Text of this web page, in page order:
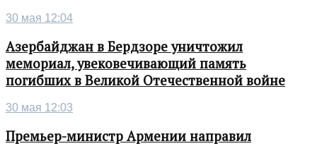
30 мая 12:04
Азербайджан в Бердзоре уничтожил
мемориал, увековечивающий память
погибших в Великой Отечественной войне
30 мая 12:03
Премьер-министр Армении направил